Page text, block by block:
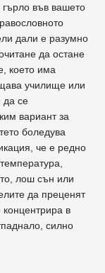
гърло във вашето
дали е разумно
да остане
което има
училище или
да се
вариант за
боледува
че е редно
лош сън или
да преценят
концентрира в
силно